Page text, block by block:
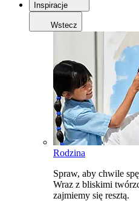
Inspiracje
Wstecz
Rodzina
Spraw, aby chwile
Wraz z bliskimi
zajmiemy się resztą.